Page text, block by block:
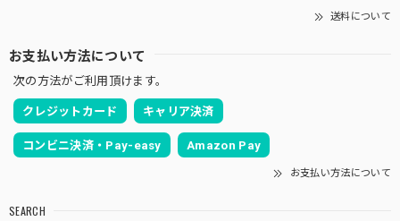
送料について
お支払い方法について
次の方法がご利用頂けます。
クレジットカード キャリア決済
コンビニ決済・Pay-easy Amazon Pay
お支払い方法について
SEARCH